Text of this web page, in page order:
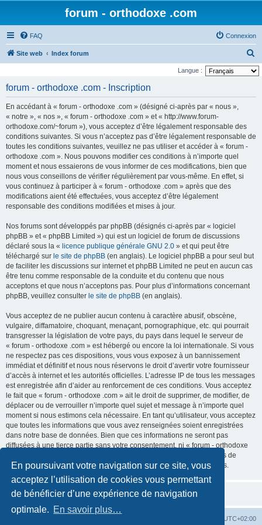
En poursuivant votre navigation sur ce site, vous
acceptez l’utilisation de cookies vous permettant
de bénéficier d’une expérience de navigation
optimale. En savoir plus…
forum - orthodoxe .com
FAQ Connexion
Site web Index forum
e
Langue :
forum - orthodoxe .com - Inscription
En accédant à « forum - orthodoxe .com » (désigné ci-après par « nous »,
« notre », « nos », « forum - orthodoxe .com » et « http://www.forum-
orthodoxe.com/~forum »), vous acceptez d’être légalement responsable des
conditions suivantes. Si vous n’acceptez pas d’être légalement responsable de
toutes les conditions suivantes, veuillez ne pas utiliser et accéder à « forum -
orthodoxe .com ». Nous pouvons modifier ces conditions à n’importe quel
moment et nous essaierons de vous informer de ces modifications, bien que
nous vous conseillons de vérifier régulièrement par vous-même. En effet, si
vous continuez à participer à « forum - orthodoxe .com » après que des
modifications aient été effectuées, vous acceptez d’être légalement
responsable des conditions modifiées et mises à jour.
Nos forums sont développés par phpBB (désignés ci-après par « logiciel
phpBB » et « phpBB Limited ») qui est un logiciel de forum de discussions
déclaré sous la « licence publique générale GNU 2.0 » et qui peut être
téléchargé sur le site de phpBB (en anglais). Le logiciel phpBB a pour seul but
de faciliter les discussions sur internet et phpBB Limited ne peut en aucun cas
être tenu comme responsable de la conduite et du contenu que nous
acceptons et que nous n’acceptons pas. Pour plus d’informations concernant
phpBB, veuillez consulter le site de phpBB (en anglais).
Vous acceptez de ne publier aucun contenu à caractère abusif, obscène,
vulgaire, diffamatoire, choquant, menaçant, pornographique, etc. qui pourrait
transgresser la législation de votre pays, du pays dans lequel le serveur de
« forum - orthodoxe .com » est hébergé ou encore la loi internationale. Si vous
ne respectez pas ces dispositions, vous vous exposez à un bannissement
immédiat et définitif et nous nous réservons le droit d’avertir votre fournisseur
d’accès à internet et les autorités officielles. L’adresse IP de tous les messages
est enregistrée afin d’aider au renforcement de ces conditions. Vous acceptez
le fait que « forum - orthodoxe .com » ait le droit de supprimer, de modifier, de
déplacer ou de verrouiller n’importe quel sujet et message à n’importe quel
moment si nous estimons cela nécessaire. En tant qu’utilisateur, vous acceptez
que toutes les informations que vous avez renseignées soient enregistrées
dans notre base de données. Bien que ces informations ne seront pas
diffusées à une tierce partie sans votre consentement, ni « forum - orthodoxe
.com », ni phpBB, ne pourront être tenus comme responsables en cas de
tentative de piratage informatique visant à compromettre vos données.
UTC+02:00